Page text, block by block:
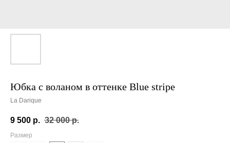
Юбка с воланом в оттенке Blue stripe
La Darique
9 500 р. 32 000 р.
Размер